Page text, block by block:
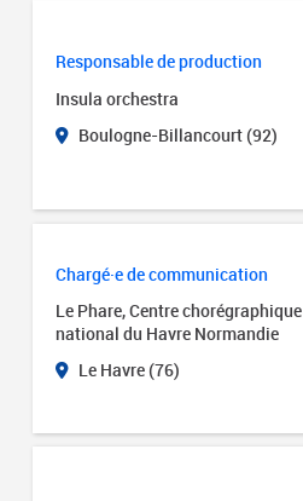
Responsable de production
Insula orchestra
Boulogne-Billancourt (92)
Chargé·e de communication
Le Phare, Centre chorégraphique
national du Havre Normandie
Le Havre (76)